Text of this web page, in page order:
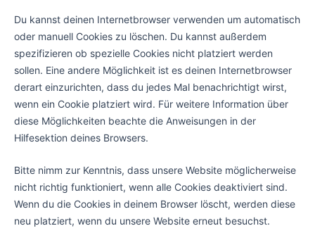
Du kannst deinen Internetbrowser verwenden um automatisch
oder manuell Cookies zu löschen. Du kannst außerdem
spezifizieren ob spezielle Cookies nicht platziert werden
sollen. Eine andere Möglichkeit ist es deinen Internetbrowser
derart einzurichten, dass du jedes Mal benachrichtigt wirst,
wenn ein Cookie platziert wird. Für weitere Information über
diese Möglichkeiten beachte die Anweisungen in der
Hilfesektion deines Browsers.
Bitte nimm zur Kenntnis, dass unsere Website möglicherweise
nicht richtig funktioniert, wenn alle Cookies deaktiviert sind.
Wenn du die Cookies in deinem Browser löscht, werden diese
neu platziert, wenn du unsere Website erneut besuchst.